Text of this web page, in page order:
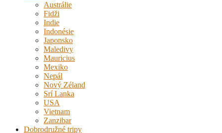
Austrálie
Fidži
Indie
Indonésie
Japonsko
Maledivy
Mauricius
Mexiko
Nepál
Nový Zéland
Srí Lanka
USA
Vietnam
Zanzibar
Dobrodružné tripy